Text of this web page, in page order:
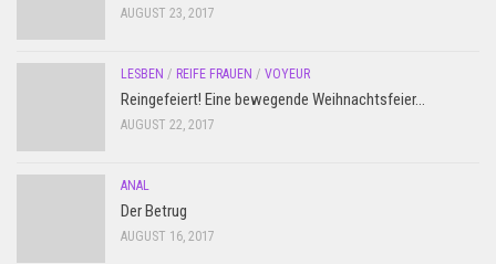
AUGUST 23, 2017
LESBEN / REIFE FRAUEN / VOYEUR
Reingefeiert! Eine bewegende Weihnachtsfeier…
AUGUST 22, 2017
ANAL
Der Betrug
AUGUST 16, 2017